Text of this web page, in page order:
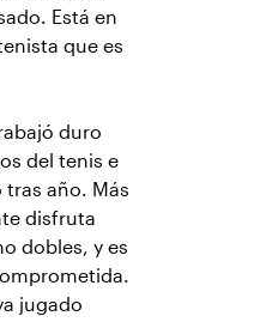
Está en
que es
duro
del tenis e
año. Más
disfruta
dobles, y es
jugado